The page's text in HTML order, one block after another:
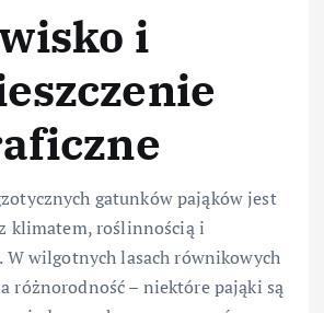
i
gatunków pająków jest
klimatem, roślinnością i
W wilgotnych lasach równikowych
różnorodność – niektóre pająki są